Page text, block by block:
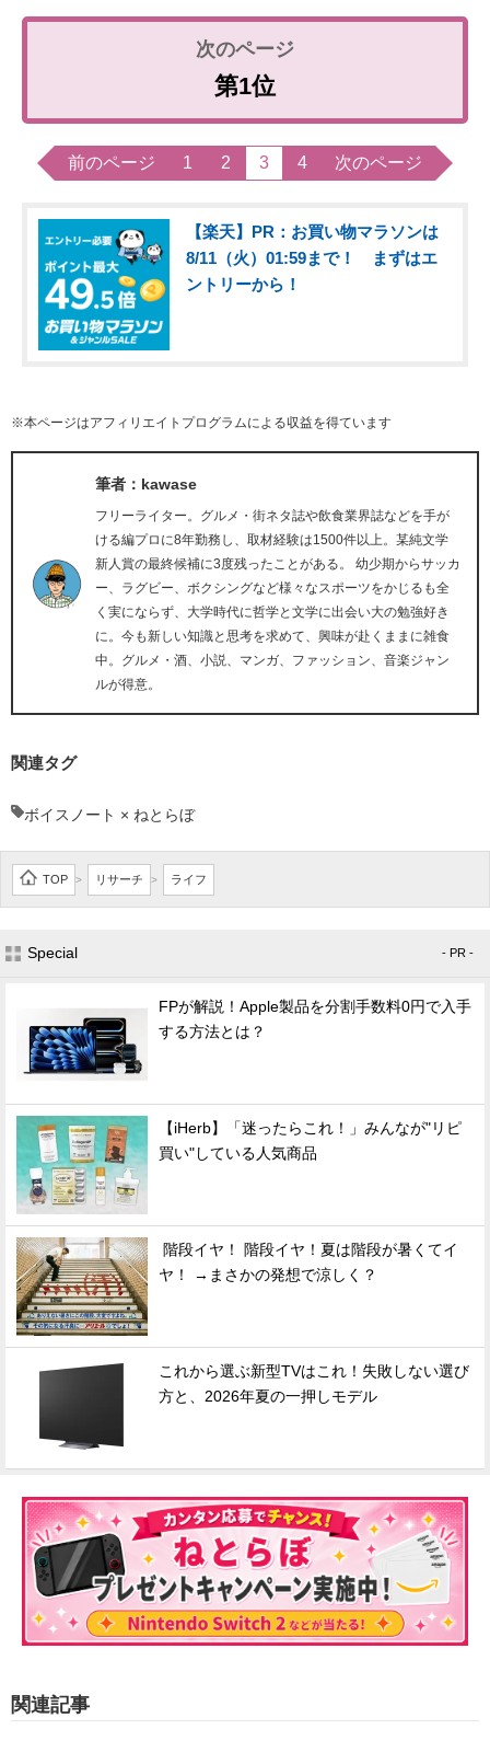
第1位
前のページ 1 2 3 4 次のページ
【楽天】PR：お買い物マラソンは
8/11（火）01:59まで！ まずはエ
ントリーから！
※本ページはアフィリエイトプログラムによる収益を得ています
筆者：kawase
フリーライター。グルメ・街ネタ誌や飲食業界誌などを手が
ける編プロに8年勤務し、取材経験は1500件以上。某純文学
新人賞の最終候補に3度残ったことがある。 幼少期からサッカ
ー、ラグビー、ボクシングなど様々なスポーツをかじるも全
く実にならず、大学時代に哲学と文学に出会い大の勉強好き
に。今も新しい知識と思考を求めて、興味が赴くままに雑食
中。グルメ・酒、小説、マンガ、ファッション、音楽ジャン
ルが得意。
関連タグ
ボイスノート × ねとらぼ
TOP > リサーチ > ライフ
Special - PR -
FPが解説！Apple製品を分割手数料0円で入手
する方法とは？
【iHerb】「迷ったらこれ！」みんなが"リピ
買い"している人気商品
階段イヤ！ 階段イヤ！夏は階段が暑くてイ
ヤ！ →まさかの発想で涼しく？
これから選ぶ新型TVはこれ！失敗しない選び
方と、2026年夏の一押しモデル
関連記事